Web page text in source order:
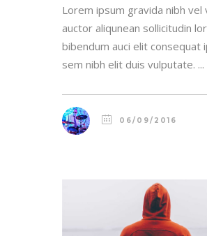
Lorem ipsum gravida nibh vel
auctor aliqunean sollicitudin
bibendum auci elit consequat
sem nibh elit duis vulputate. ...
06/09/2016